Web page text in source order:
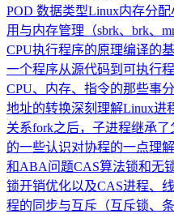
POD 数据类型Linux内存分配
用与内存管理（sbrk、brk、
CPU执行程序的原理编译的
一个程序从源代码到可执行
CPU、内存、指令的那些事
地址的转换深刻理解Linux进
关系fork之后，子进程继承
的一些认识对协程的一点理解
和ABA问题CAS算法锁和无
锁开销优化以及CAS进程、
程的同步与互斥（互斥锁、